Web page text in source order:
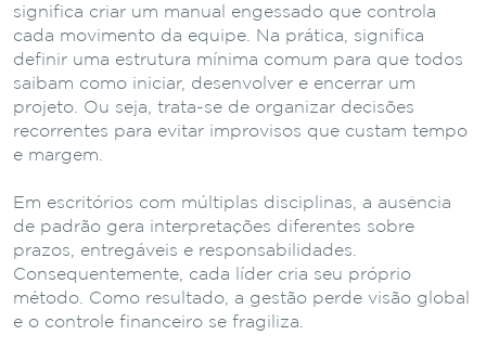
significa criar um manual engessado que controla
cada movimento da equipe. Na prática, significa
definir uma estrutura mínima comum para que todos
saibam como iniciar, desenvolver e encerrar um
projeto. Ou seja, trata-se de organizar decisões
recorrentes para evitar improvisos que custam tempo
e margem.
Em escritórios com múltiplas disciplinas, a ausência
de padrão gera interpretações diferentes sobre
prazos, entregáveis e responsabilidades.
Consequentemente, cada líder cria seu próprio
método. Como resultado, a gestão perde visão global
e o controle financeiro se fragiliza.